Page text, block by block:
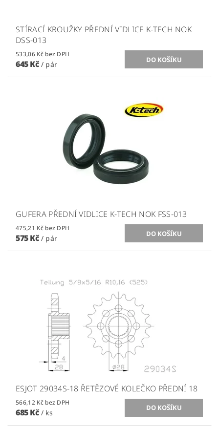
STÍRACÍ KROUŽKY PŘEDNÍ VIDLICE K-TECH NOK
DSS-013
533,06 Kč bez DPH
645 Kč / pár
GUFERA PŘEDNÍ VIDLICE K-TECH NOK FSS-013
475,21 Kč bez DPH
575 Kč / pár
ESJOT 29034S-18 ŘETĚZOVÉ KOLEČKO PŘEDNÍ 18
566,12 Kč bez DPH
685 Kč / ks